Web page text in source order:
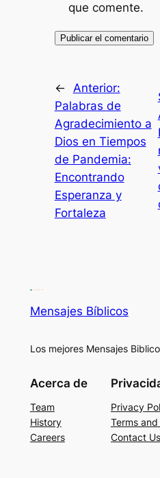
que comente.
← Anterior:
Palabras de
Agradecimiento a
Dios en Tiempos
de Pandemia:
Encontrando
Esperanza y
Fortaleza
Mensajes Bíblicos
Los mejores Mensajes
Acerca de
Team
History
Careers
Privacy
Terms
Contact Us